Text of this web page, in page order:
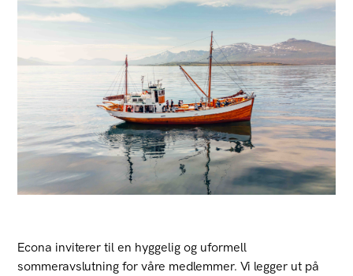
Econa inviterer til en hyggelig og uformell
sommeravslutning for våre medlemmer. Vi legger ut på